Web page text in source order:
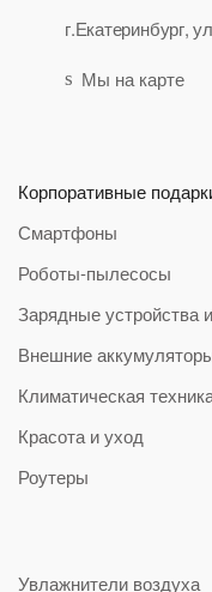
г.Екатеринбург,
Мы на карте
Корпоративные
Смартфоны
Роботы-пылесосы
Зарядные устройства
Внешние
Климатическая
Красота и уход
Роутеры
Увлажнители воздуха